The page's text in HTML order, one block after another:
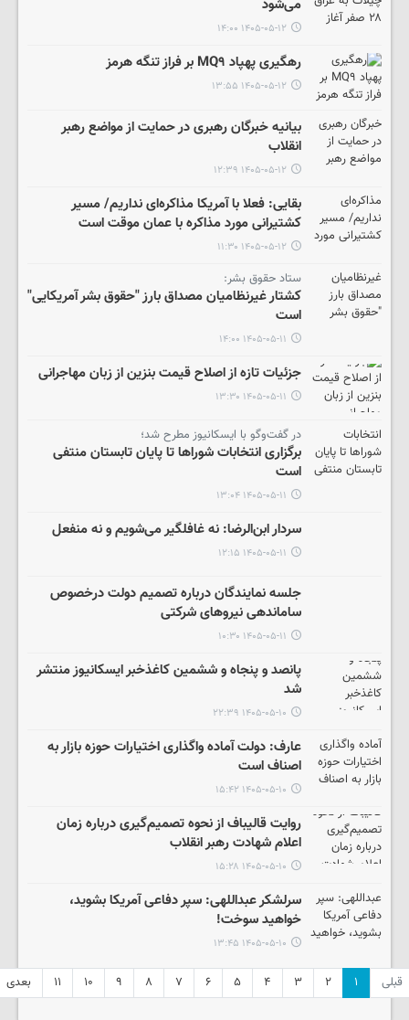
می‌شود
۱۴۰۵-۰۵-۱۲ ۱۴:۰۰
رهگیری پهپاد MQ۹ بر فراز تنگه هرمز
۱۴۰۵-۰۵-۱۲ ۱۳:۵۵
بیانیه خبرگان رهبری در حمایت از مواضع رهبر
انقلاب
۱۴۰۵-۰۵-۱۲ ۱۲:۳۹
بقایی: فعلا با آمریکا مذاکره‌ای نداریم/ مسیر
کشتیرانی مورد مذاکره با عمان موقت است
۱۴۰۵-۰۵-۱۲ ۱۱:۳۰
ستاد حقوق بشر:
کشتار غیرنظامیان مصداق بارز "حقوق بشر آمریکایی"
است
۱۴۰۵-۰۵-۱۱ ۱۴:۰۰
جزئیات تازه از اصلاح قیمت بنزین از زبان مهاجرانی
۱۴۰۵-۰۵-۱۱ ۱۳:۳۰
در گفت‌وگو با ایسکانیوز مطرح شد؛
برگزاری انتخابات شوراها تا پایان تابستان منتفی
است
۱۴۰۵-۰۵-۱۱ ۱۳:۰۴
سردار ابن‌الرضا: نه غافلگیر می‌شویم و نه منفعل
۱۴۰۵-۰۵-۱۱ ۱۲:۱۵
جلسه نمایندگان درباره تصمیم دولت درخصوص
ساماندهی نیروهای شرکتی
۱۴۰۵-۰۵-۱۱ ۱۰:۳۰
پانصد و پنجاه و ششمین کاغذخبر ایسکانیوز منتشر
شد
۱۴۰۵-۰۵-۱۰ ۲۲:۳۹
عارف: دولت آماده واگذاری اختیارات حوزه بازار به
اصناف است
۱۴۰۵-۰۵-۱۰ ۱۵:۴۲
روایت قالیباف از نحوه تصمیم‌گیری درباره زمان
اعلام شهادت رهبر انقلاب
۱۴۰۵-۰۵-۱۰ ۱۵:۲۸
سرلشکر عبداللهی: سپر دفاعی آمریکا بشوید،
خواهید سوخت!
۱۴۰۵-۰۵-۱۰ ۱۳:۴۵
قبلی ۱ ۲ ۳ ۴ ۵ ۶ ۷ ۸ ۹ ۱۰ ۱۱ بعدی